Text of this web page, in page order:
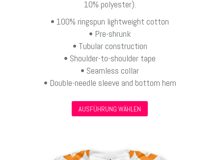
10% polyester).
• 100% ringspun lightweight cotton
• Pre-shrunk
• Tubular construction
• Shoulder-to-shoulder tape
• Seamless collar
• Double-needle sleeve and bottom hem
AUSFÜHRUNG WÄHLEN
Produkt
Varianten